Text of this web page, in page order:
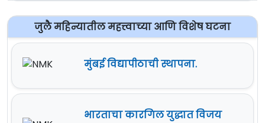
जुलै महिन्यातील महत्त्वाच्या आणि विशेष घटना
मुंबई विद्यापीठाची स्थापना.
भारताचा कारगिल युद्धात विजय